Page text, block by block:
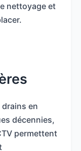
nettoyage et
drains en
décennies,
permettent